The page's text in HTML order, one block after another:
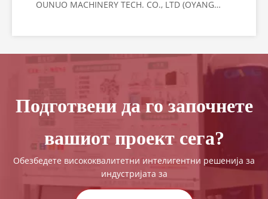
OUNUO MACHINERY TECH. CO., LTD (OYANG
на CHINAPLAS 2026, водечки светски саем за
за машини за пакување, ние сме воодушевени
Подготвени да го започнете
вашиот проект сега?
Обезбедете висококвалитетни интелигентни решенија за
индустријата за